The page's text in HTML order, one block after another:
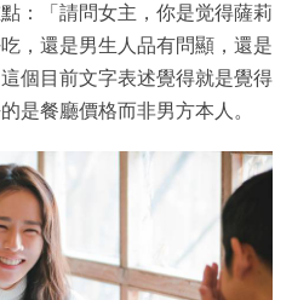
：「請問女主，你是觉得薩莉
，還是男生人品有問顯，還是
個目前文字表述覺得就是覺得
是餐廳價格而非男方本人。